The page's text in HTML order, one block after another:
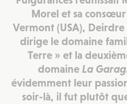
Morel et sa
Vermont (USA),
dirige le domaine
Terre » et la
domaine La
évidemment leur
soir-là, il fut plutôt